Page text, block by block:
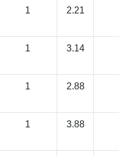
1 2.21
1 3.14
1 2.88
1 3.88